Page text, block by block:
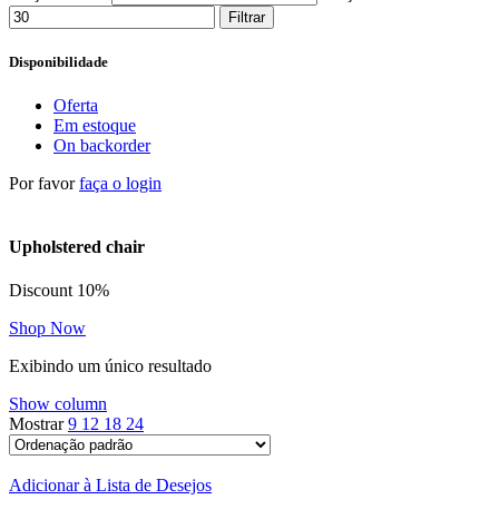
Filtrar
Disponibilidade
Oferta
Em estoque
On backorder
Por favorfaça o login
Upholstered chair
Discount 10%
Shop Now
Exibindo um único resultado
Show column
Mostrar9 12 18 24
Adicionar à Lista de Desejos